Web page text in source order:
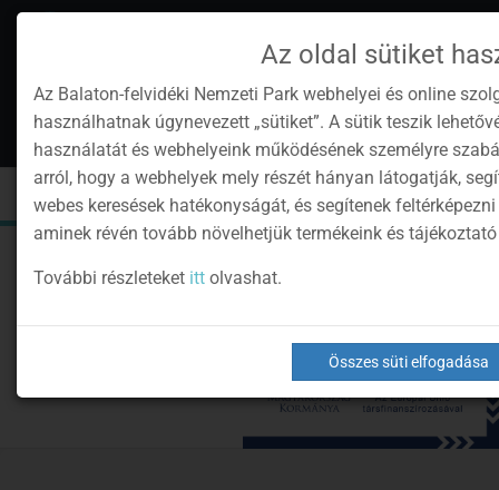
Instagram
oldalunk
Youtube
csatorna
Facebook
oldalaink
Programok
Hírlevél
hu
Toggle
cart
0
Toggle
navigation
Bejelentkezés
Az oldal sütiket
Az Balaton-felvidéki Nemzeti Park webhelyei és online
használhatnak úgynevezett „sütiket”. A sütik teszik
használatát és webhelyeink működésének személyre
arról, hogy a webhelyek mely részét hányan látogatják,
webes keresések hatékonyságát, és segítenek
aminek révén tovább növelhetjük termékeink és
További részleteket itt olvashat.
Összes süti elfogadása